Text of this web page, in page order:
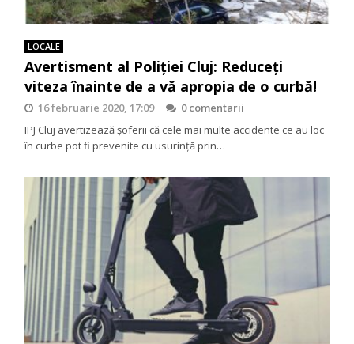
LOCALE
Avertisment al Poliției Cluj: Reduceți
viteza înainte de a vă apropia de o curbă!
16 februarie 2020, 17:09
0 comentarii
IPJ Cluj avertizează șoferii că cele mai multe accidente ce au loc
în curbe pot fi prevenite cu usurință prin…